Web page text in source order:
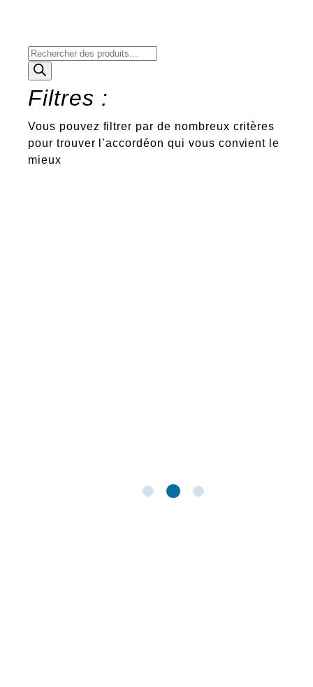
Recherche
de
Filtres :
Vous pouvez filtrer par de nombreux critères
pour trouver l’accordéon qui vous convient le
mieux